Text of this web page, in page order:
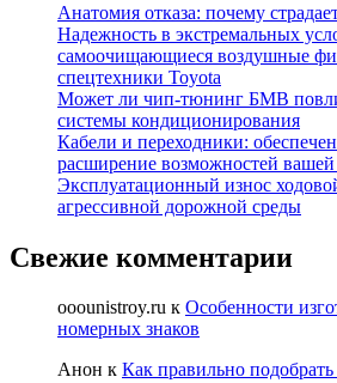
Анатомия отказа: почему
Надежность в экстремальных
самоочищающиеся воздушные
спецтехники Toyota
Может ли чип-тюнинг БМВ
системы кондиционирования
Кабели и переходники:
расширение возможностей вашей
Эксплуатационный износ
агрессивной дорожной среды
Свежие комментарии
ooounistroy.ru к Особенности
номерных знаков
Анон к Как правильно